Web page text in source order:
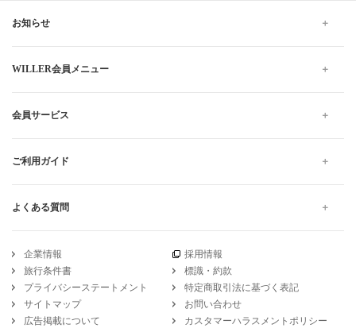
お知らせ
WILLER会員メニュー
会員サービス
ご利用ガイド
よくある質問
企業情報
採用情報
旅行条件書
標識・約款
プライバシーステートメント
特定商取引法に基づく表記
サイトマップ
お問い合わせ
広告掲載について
カスタマーハラスメントポリシー